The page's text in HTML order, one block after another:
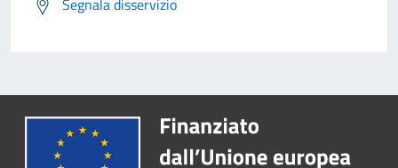
Segnala disservizio